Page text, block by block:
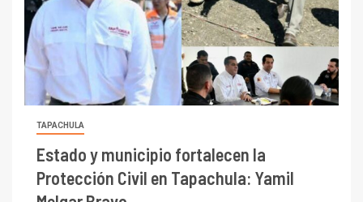
TAPACHULA
Estado y municipio fortalecen la
Protección Civil en Tapachula: Yamil